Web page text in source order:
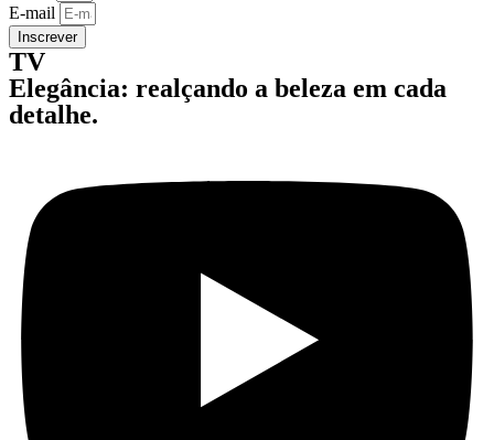
E-mail
Inscrever
TV
Elegância: realçando a beleza em cada
detalhe.